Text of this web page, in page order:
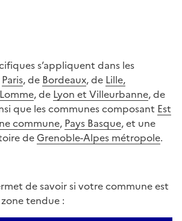
Paris, de Bordeaux, de Lille,
, de Lyon et Villeurbanne, de
que les communes composant Est
commune, Pays Basque, et une
deGrenoble-Alpes métropole.
de savoir si votre commune est
tendue :